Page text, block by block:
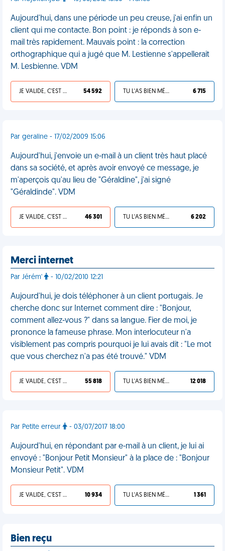
Aujourd'hui, dans une période un peu creuse, j'ai enfin un
client qui me contacte. Bon point : je réponds à son e-
mail très rapidement. Mauvais point : la correction
orthographique qui a jugé que M. Lestienne s'appellerait
M. Lesbienne. VDM
JE VALIDE, C'EST UNE VDM 54 592 TU L'AS BIEN MÉRITÉ 6 715
Par geraline - 17/02/2009 15:06
Aujourd'hui, j'envoie un e-mail à un client très haut placé
dans sa société, et après avoir envoyé ce message, je
m'aperçois qu'au lieu de "Géraldine", j'ai signé
"Géraldinde". VDM
JE VALIDE, C'EST UNE VDM 46 301 TU L'AS BIEN MÉRITÉ 6 202
Merci internet
Par Jérém' - 10/02/2010 12:21
Aujourd'hui, je dois téléphoner à un client portugais. Je
cherche donc sur Internet comment dire : "Bonjour,
comment allez-vous ?" dans sa langue. Fier de moi, je
prononce la fameuse phrase. Mon interlocuteur n'a
visiblement pas compris pourquoi je lui avais dit : "Le mot
que vous cherchez n'a pas été trouvé." VDM
JE VALIDE, C'EST UNE VDM 55 818 TU L'AS BIEN MÉRITÉ 12 018
Par Petite erreur - 03/07/2017 18:00
Aujourd'hui, en répondant par e-mail à un client, je lui ai
envoyé : "Bonjour Petit Monsieur" à la place de : "Bonjour
Monsieur Petit". VDM
JE VALIDE, C'EST UNE VDM 10 934 TU L'AS BIEN MÉRITÉ 1 361
Bien reçu